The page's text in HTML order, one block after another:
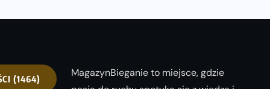
(1464)
MagazynBieganie to miejsce, gdzie